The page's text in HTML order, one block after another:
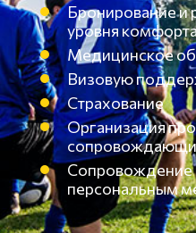
Бронирование
уровня
Медицинское
Визовую
Страхование
Организация
персональным